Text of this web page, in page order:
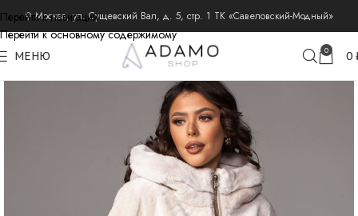
Перейти к навигации
Перейти к основному содержимому
⚲ Москва, ул. Сущевский Вал, д. 5, стр. 1 ТК «Савеловский-Модный»
МЕНЮ 0 0
главная